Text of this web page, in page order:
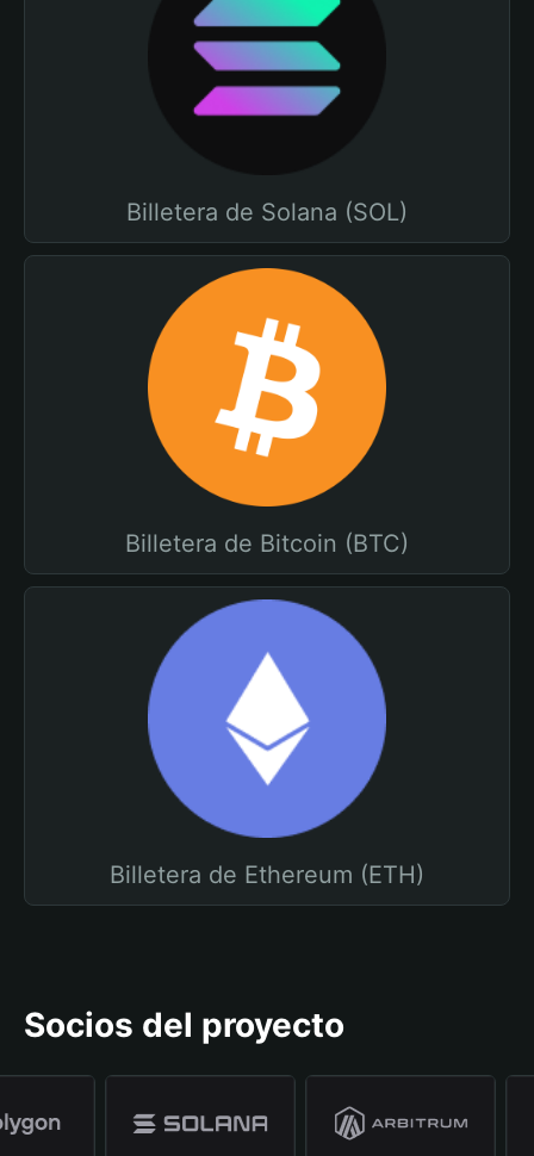
Billetera de Solana (SOL)
Billetera de Bitcoin (BTC)
Billetera de Ethereum (ETH)
Socios del proyecto